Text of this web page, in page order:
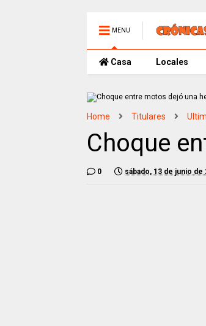
MENU
Casa Locales
Home Titulares
Choque
0 sábado, 13 de junio de